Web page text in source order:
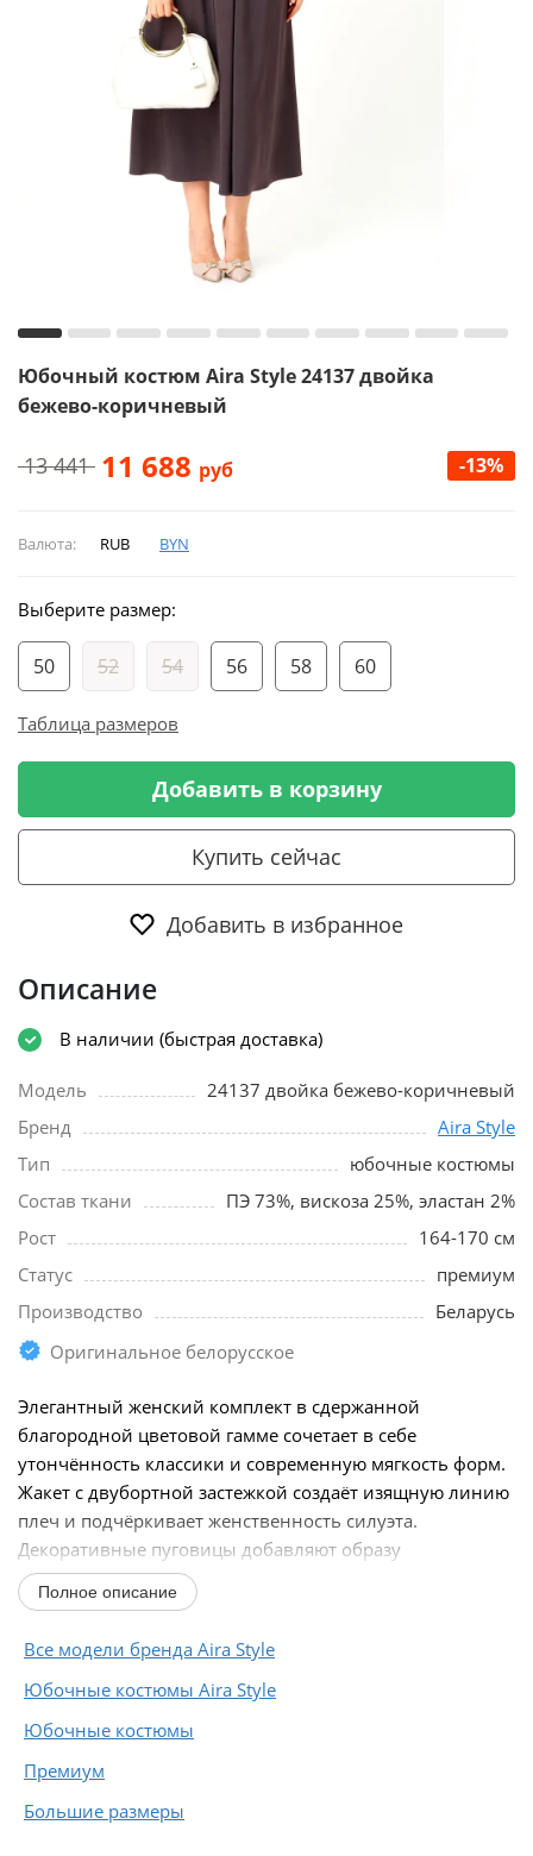
Юбочный костюм Aira Style 24137 двойка
бежево-коричневый
13 441 11 688 руб -13%
Валюта: RUB BYN
Выберите размер:
50 52 54 56 58 60
Таблица размеров
Добавить в корзину
Купить сейчас
Добавить в избранное
Описание
В наличии (быстрая доставка)
Модель
24137 двойка бежево-коричневый
Бренд
Aira Style
Тип
юбочные костюмы
Состав ткани
ПЭ 73%, вискоза 25%, эластан 2%
Рост
164-170 см
Статус
премиум
Производство
Беларусь
Оригинальное белорусское
Элегантный женский комплект в сдержанной
благородной цветовой гамме сочетает в себе
утончённость классики и современную мягкость форм.
Жакет с двубортной застежкой создаёт изящную линию
плеч и подчёркивает женственность силуэта.
Декоративные пуговицы добавляют образу
структурность...
Полное описание
Все модели бренда Aira Style
Юбочные костюмы Aira Style
Юбочные костюмы
Премиум
Большие размеры